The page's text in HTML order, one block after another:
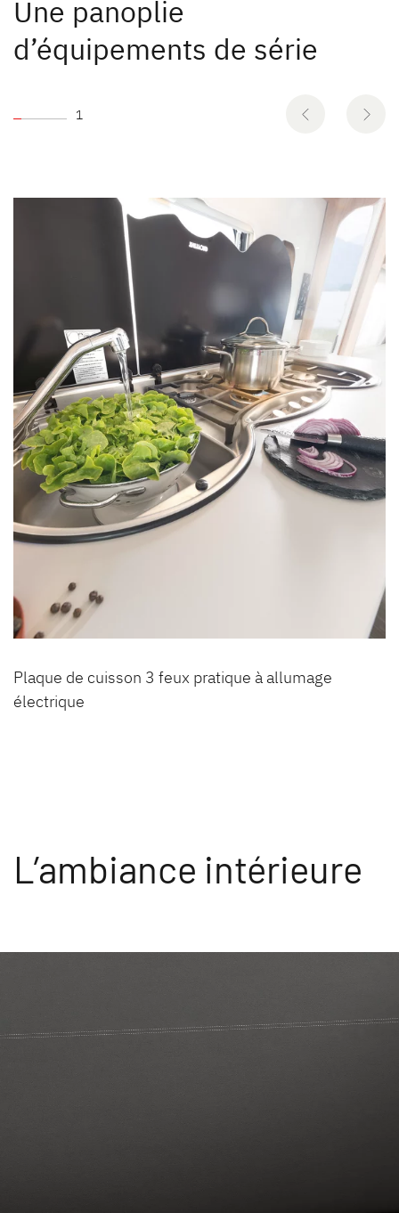
Une panoplie
d’équipements de série
1
Plaque de cuisson 3 feux pratique à allumage
électrique
L’ambiance intérieure